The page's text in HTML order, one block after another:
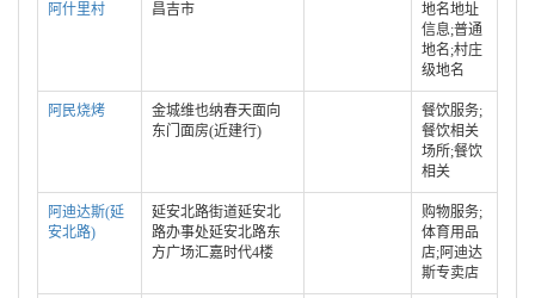
阿什里村 昌吉市
地名地址
信息;普通
地名;村庄
级地名
阿民烧烤
金城维也纳春天面向
东门面房(近建行)
餐饮服务;
餐饮相关
场所;餐饮
相关
阿迪达斯(延
安北路)
延安北路街道延安北
路办事处延安北路东
方广场汇嘉时代4楼
购物服务;
体育用品
店;阿迪达
斯专卖店